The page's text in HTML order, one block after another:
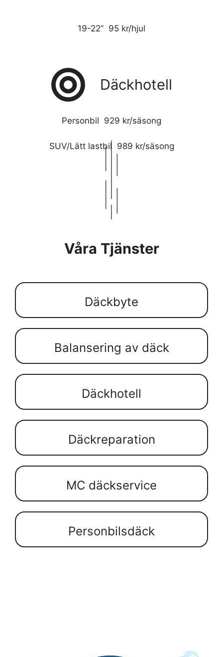
19-22” 95 kr/hjul
Däckhotell
Personbil 929 kr/säsong
SUV/Lätt lastbil 989 kr/säsong
Våra Tjänster
Däckbyte
Balansering av däck
Däckhotell
Däckreparation
MC däckservice
Personbilsdäck